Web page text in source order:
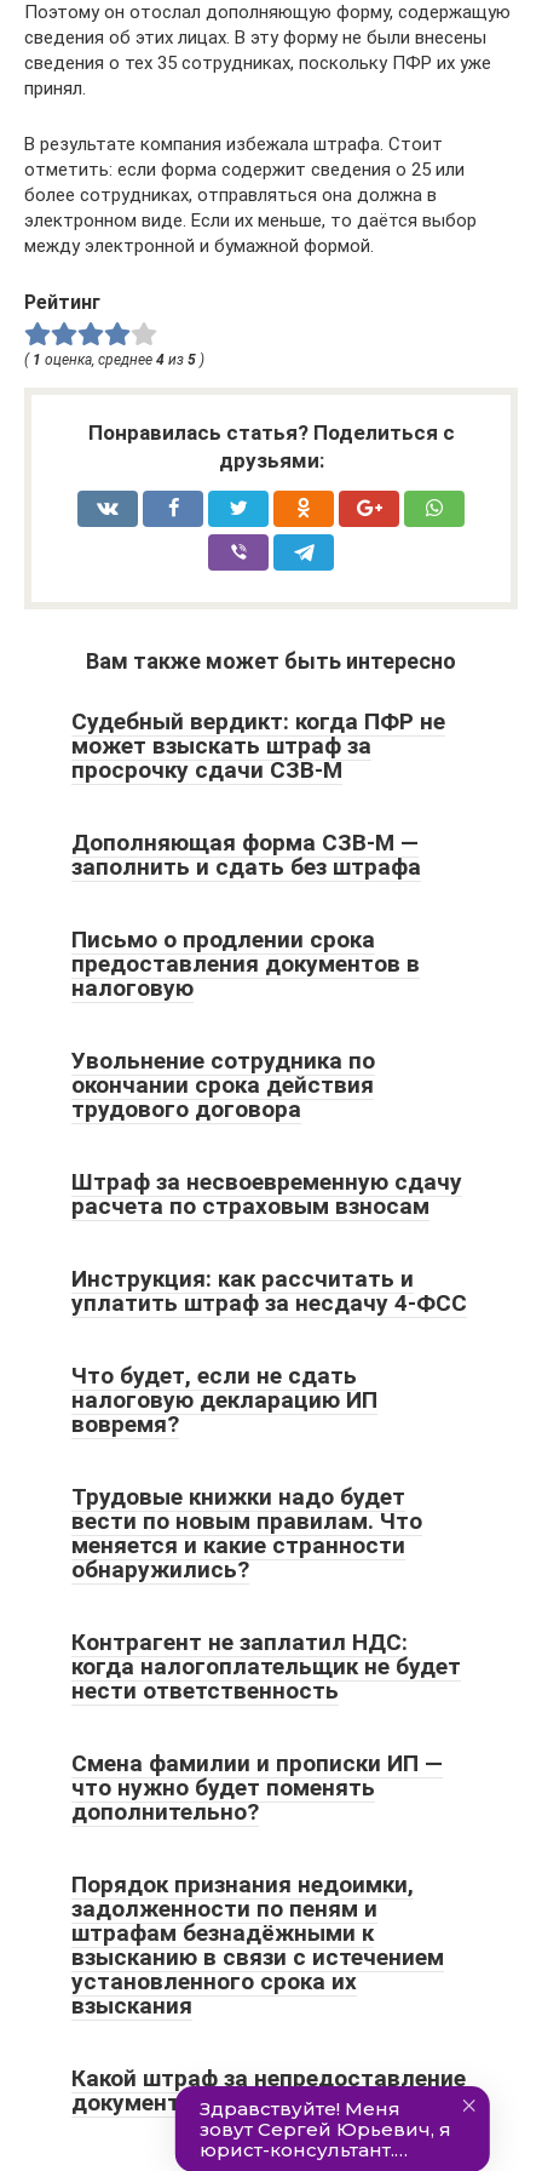
Поэтому он отослал дополняющую форму, содержащую
сведения об этих лицах. В эту форму не были внесены
сведения о тех 35 сотрудниках, поскольку ПФР их уже
принял.
В результате компания избежала штрафа. Стоит
отметить: если форма содержит сведения о 25 или
более сотрудниках, отправляться она должна в
электронном виде. Если их меньше, то даётся выбор
между электронной и бумажной формой.
Рейтинг
( 1 оценка, среднее 4 из 5 )
Понравилась статья? Поделиться с
друзьями:
Вам также может быть интересно
Судебный вердикт: когда ПФР не
может взыскать штраф за
просрочку сдачи СЗВ-М
Дополняющая форма СЗВ-М —
заполнить и сдать без штрафа
Письмо о продлении срока
предоставления документов в
налоговую
Увольнение сотрудника по
окончании срока действия
трудового договора
Штраф за несвоевременную сдачу
расчета по страховым взносам
Инструкция: как рассчитать и
уплатить штраф за несдачу 4-ФСС
Что будет, если не сдать
налоговую декларацию ИП
вовремя?
Трудовые книжки надо будет
вести по новым правилам. Что
меняется и какие странности
обнаружились?
Контрагент не заплатил НДС:
когда налогоплательщик не будет
нести ответственность
Смена фамилии и прописки ИП —
что нужно будет поменять
дополнительно?
Порядок признания недоимки,
задолженности по пеням и
штрафам безнадёжными к
взысканию в связи с истечением
установленного срока их
взыскания
Какой штраф за непредоставление
документов по требованию ИФНС